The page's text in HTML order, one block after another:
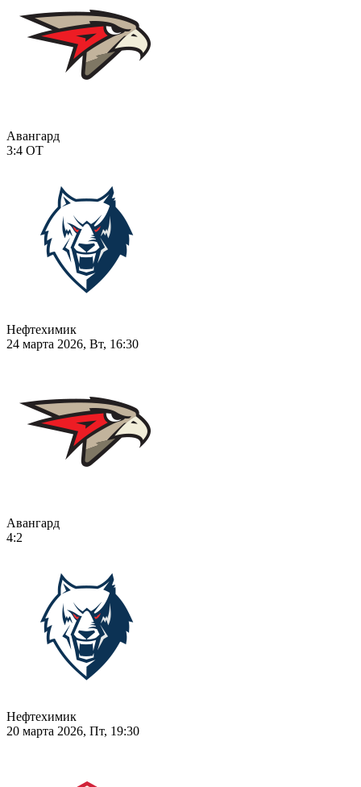
Авангард
3:4 ОТ
Нефтехимик
24 марта 2026, Вт, 16:30
Авангард
4:2
Нефтехимик
20 марта 2026, Пт, 19:30